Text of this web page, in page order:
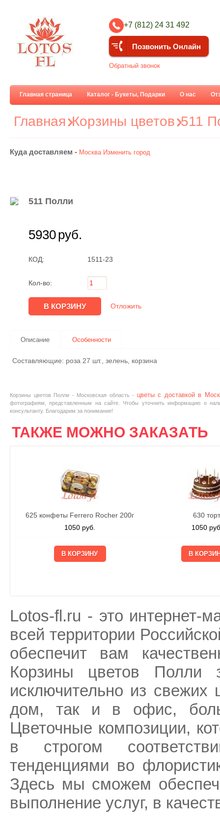
+7 (812) 24 31 492
Позвонить Онлайн
Обратный звонок
Главная страница Каталог - Букеты, Подарки О нас
Главная Корзины цветов 511
Куда доставляем - Москва Изменить город
511 Полли
5930руб.
КОД: 1511-23
Кол-во:
Отложить
Описание Особенности
Составляющие: роза 27 шт., зелень, корзина
Корзины цветов Полли - Московская область - цветы с доставкой в
фотографиям, представленным на сайте. Чтобы уточнить информацию о
консультанту. Благодарим за понимание!
ТАКЖЕ МОЖНО ЗАКАЗАТЬ
625 конфеты Ferrero Rocher 200г
1050 руб.
630
1050
Lotos-fl.ru - это интернет-
всей территории
обеспечит вам
Корзины цветов
исключительно из свежих
дом, так и в офис,
Цветочные композиции,
в строгом
тенденциями во
Здесь мы сможем
выполнение услуг, в